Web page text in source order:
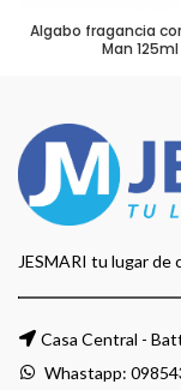
Algabo fragancia
Man 125ml
JESMARI tu lugar de
Casa Central -
Whastapp: